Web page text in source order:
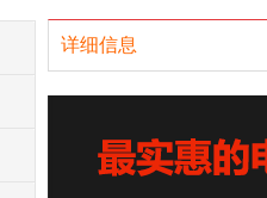
详细信息